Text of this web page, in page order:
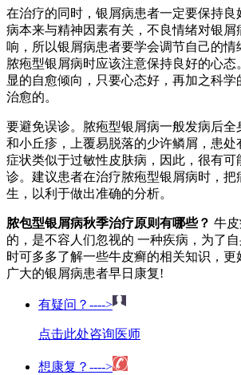
在治疗的同时，银屑病患者一定要保持良
病本来与精神因素有关，不良情绪对银屑
响，所以银屑病患者要学会调节自己的情
脓疱型银屑病时应该注意保持良好的心态
显的自愈倾向，只要心态好，再加之科
治愈的。
要避免误诊。脓疱型银屑病一般发病后全
和小丘疹，上覆易脱落的少许鳞屑，患处
症状类似于过敏性皮肤病，因此，很有可
诊。建议患者在治疗脓疱型银屑病时，把
生，以利于做出准确的分析。
脓包型银屑病秋季治疗原则有哪些？ 牛
的，是不容人们忽视的 一种疾病，为了
时可多多了解一些牛皮癣的相关知识，
广大的银屑病患者早日康复!
有疑问？---->
点击此处咨询医师
想康复？---->